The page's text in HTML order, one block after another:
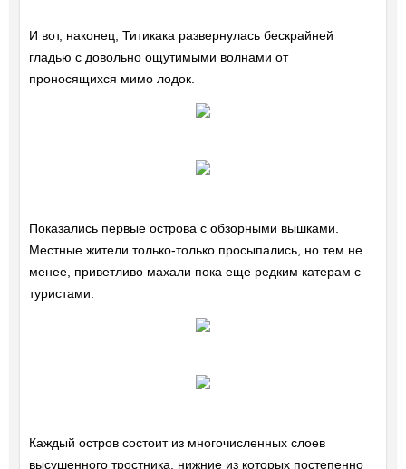
И вот, наконец, Титикака развернулась бескрайней
гладью с довольно ощутимыми волнами от
проносящихся мимо лодок.
Показались первые острова с обзорными вышками.
Местные жители только-только просыпались, но тем не
менее, приветливо махали пока еще редким катерам с
туристами.
Каждый остров состоит из многочисленных слоев
высушенного тростника, нижние из которых постепенно